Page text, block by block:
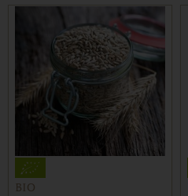
BIO